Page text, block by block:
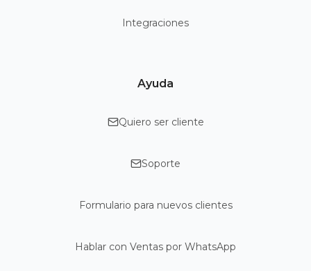
Integraciones
Ayuda
Quiero ser cliente
Soporte
Formulario para nuevos clientes
Hablar con Ventas por WhatsApp